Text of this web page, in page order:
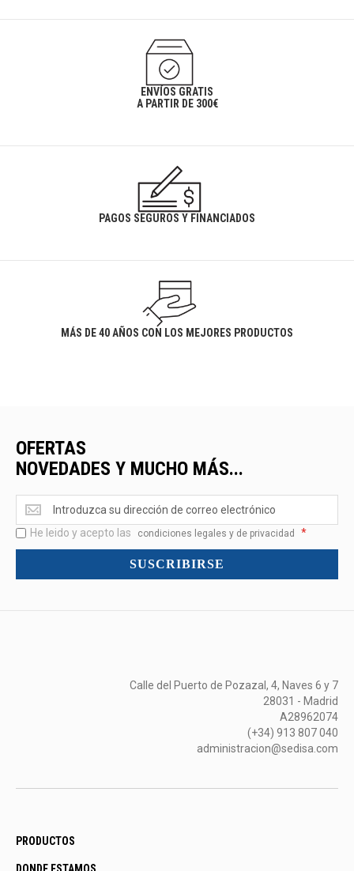
ENVÍOS GRATIS
A PARTIR DE 300€
PAGOS SEGUROS Y FINANCIADOS
MÁS DE 40 AÑOS CON LOS MEJORES PRODUCTOS
OFERTAS
NOVEDADES Y MUCHO MÁS...
Ofertas
<br>Novedades
y
mucho
He leido y acepto las condiciones legales y de privacidad *
SUSCRIBIRSE
Calle del Puerto de Pozazal, 4, Naves 6 y 7
28031 - Madrid
A28962074
(+34) 913 807 040
administracion@sedisa.com
PRODUCTOS